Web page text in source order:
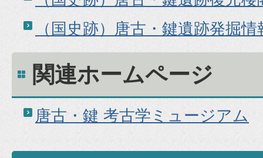
（国史跡）唐古・鍵遺跡発掘情
関連ホームページ
唐古・鍵 考古学ミュージアム